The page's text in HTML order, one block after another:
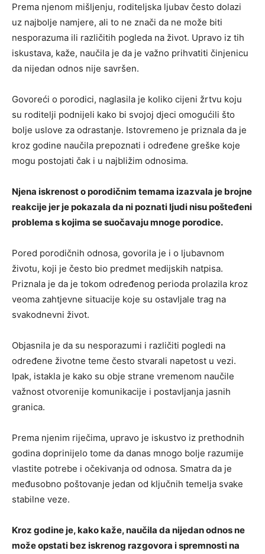
Prema njenom mišljenju, roditeljska ljubav često dolazi
uz najbolje namjere, ali to ne znači da ne može biti
nesporazuma ili različitih pogleda na život. Upravo iz tih
iskustava, kaže, naučila je da je važno prihvatiti činjenicu
da nijedan odnos nije savršen.
Govoreći o porodici, naglasila je koliko cijeni žrtvu koju
su roditelji podnijeli kako bi svojoj djeci omogućili što
bolje uslove za odrastanje. Istovremeno je priznala da je
kroz godine naučila prepoznati i određene greške koje
mogu postojati čak i u najbližim odnosima.
Njena iskrenost o porodičnim temama izazvala je brojne
reakcije jer je pokazala da ni poznati ljudi nisu pošteđeni
problema s kojima se suočavaju mnoge porodice.
Pored porodičnih odnosa, govorila je i o ljubavnom
životu, koji je često bio predmet medijskih natpisa.
Priznala je da je tokom određenog perioda prolazila kroz
veoma zahtjevne situacije koje su ostavljale trag na
svakodnevni život.
Objasnila je da su nesporazumi i različiti pogledi na
određene životne teme često stvarali napetost u vezi.
Ipak, istakla je kako su obje strane vremenom naučile
važnost otvorenije komunikacije i postavljanja jasnih
granica.
Prema njenim riječima, upravo je iskustvo iz prethodnih
godina doprinijelo tome da danas mnogo bolje razumije
vlastite potrebe i očekivanja od odnosa. Smatra da je
međusobno poštovanje jedan od ključnih temelja svake
stabilne veze.
Kroz godine je, kako kaže, naučila da nijedan odnos ne
može opstati bez iskrenog razgovora i spremnosti na